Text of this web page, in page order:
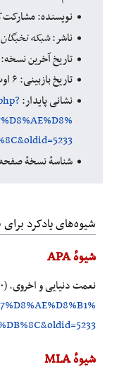
نویسنده:
ناشر:شبکه
تاریخ آخرین نسخه: ۱۸ اوت ۲۰۲۰ ‏۲۰:۱۸ UTC
تاریخ بازبینی: ۶ اوت ۲۰۲۶ ‏۱۰:۲۳ UTC
نشانی پایدار:
شناسهٔ نسخهٔ صفحه:
شیوه‌های یادکرد
شیوهٔ APA
نعمت دنیایی و اخروی. (۲۰۲۰، اوت ۱۸).
شیوهٔ MLA